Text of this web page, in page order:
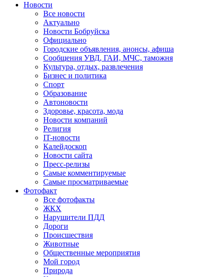
Новости
Все новости
Актуально
Новости Бобруйска
Официально
Городские объявления, анонсы, афиша
Сообщения УВД, ГАИ, МЧС, таможня
Культура, отдых, развлечения
Бизнес и политика
Спорт
Образование
Автоновости
Здоровье, красота, мода
Новости компаний
Религия
IT-новости
Калейдоскоп
Новости сайта
Пресс-релизы
Самые комментируемые
Самые просматриваемые
Фотофакт
Все фотофакты
ЖКХ
Нарушители ПДД
Дороги
Происшествия
Животные
Общественные мероприятия
Мой город
Природа